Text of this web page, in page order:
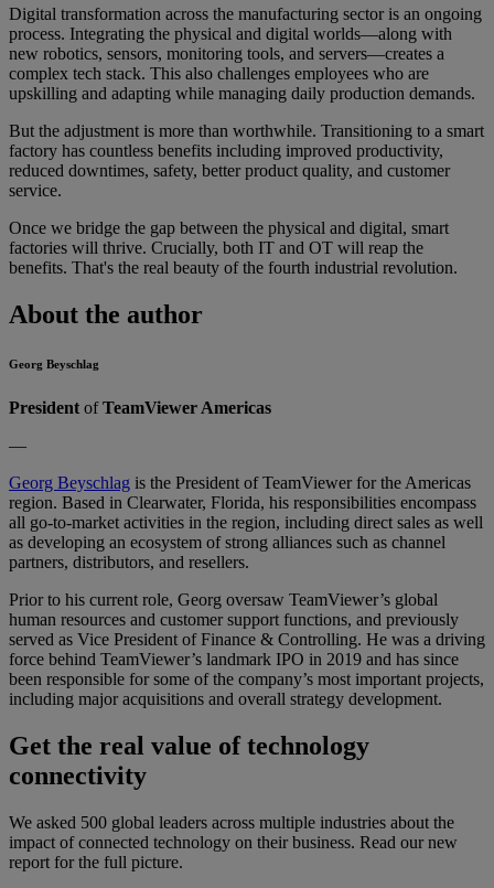
Digital transformation across the manufacturing sector is an ongoing
process. Integrating the physical and digital worlds—along with
new robotics, sensors, monitoring tools, and servers—creates a
complex tech stack. This also challenges employees who are
upskilling and adapting while managing daily production demands.
But the adjustment is more than worthwhile. Transitioning to a smart
factory has countless benefits including improved productivity,
reduced downtimes, safety, better product quality, and customer
service.
Once we bridge the gap between the physical and digital, smart
factories will thrive. Crucially, both IT and OT will reap the
benefits. That's the real beauty of the fourth industrial revolution.
About the author
Georg Beyschlag
President ofTeamViewer Americas
—
Georg Beyschlag is the President of TeamViewer for the Americas
region. Based in Clearwater, Florida, his responsibilities encompass
all go-to-market activities in the region, including direct sales as well
as developing an ecosystem of strong alliances such as channel
partners, distributors, and resellers.
Prior to his current role, Georg oversaw TeamViewer’s global
human resources and customer support functions, and previously
served as Vice President of Finance & Controlling. He was a driving
force behind TeamViewer’s landmark IPO in 2019 and has since
been responsible for some of the company’s most important projects,
including major acquisitions and overall strategy development.
Get the real value of technology
connectivity
We asked 500 global leaders across multiple industries about the
impact of connected technology on their business. Read our new
report for the full picture.